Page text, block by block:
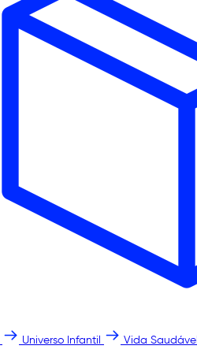
Universo Infantil Vida Saudável